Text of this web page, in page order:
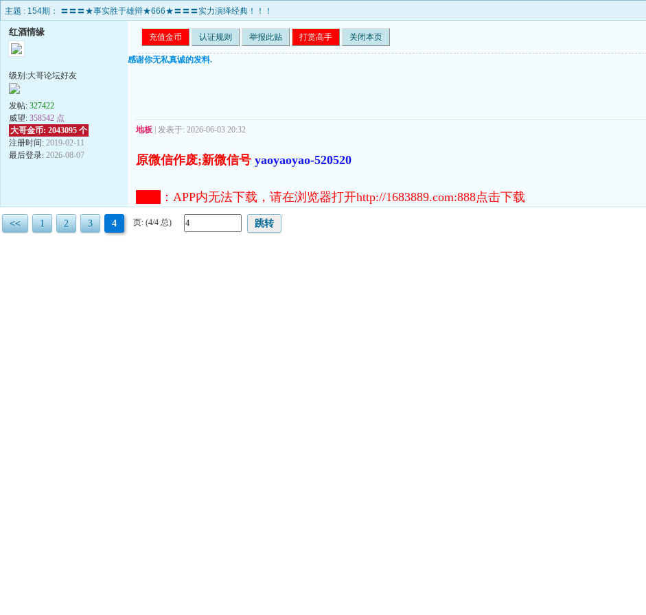
主题 : 154期： 〓〓〓★事实胜于雄辩★666★〓〓〓实力演绎经典！！！
红酒情缘
级别:大哥论坛好友
发帖: 327422
威望: 358542 点
大哥金币: 2043095 个
注册时间: 2019-02-11
最后登录: 2026-08-07
充值金币 认证规则 举报此贴 打赏高手 关闭本页
感谢你无私真诚的发料.
地板 | 发表于: 2026-06-03 20:32
原微信作废;新微信号 yaoyaoyao-520520
： APP内无法下载，请在浏览器打开http://1683889.com:888点击下载
<< 1 2 3 4 页: (4/4 总) 跳转